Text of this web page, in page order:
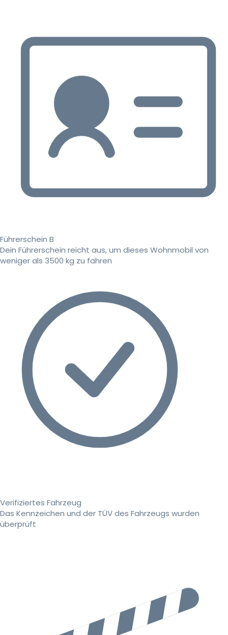
Führerschein B
Dein Führerschein reicht aus, um dieses Wohnmobil von
weniger als 3500 kg zu fahren
Verifiziertes Fahrzeug
Das Kennzeichen und der TÜV des Fahrzeugs wurden
überprüft